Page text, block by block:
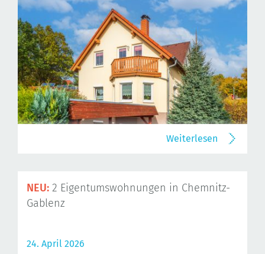
Weiterlesen
NEU: 2 Eigentumswohnungen in Chemnitz-
Gablenz
24. April 2026